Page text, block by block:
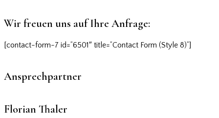
Wir freuen uns auf Ihre Anfrage:
[contact-form-7 id=”6501″ title=”Contact Form (Style 8)”]
Ansprechpartner
Florian Thaler